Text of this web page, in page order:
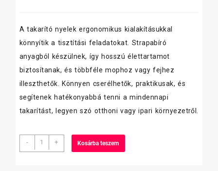
A takarító nyelek ergonomikus kialakításukkal
könnyítik a tisztítási feladatokat. Strapabíró
anyagból készülnek, így hosszú élettartamot
biztosítanak, és többféle mophoz vagy fejhez
illeszthetők. Könnyen cserélhetők, praktikusak, és
segítenek hatékonyabbá tenni a mindennapi
takarítást, legyen szó otthoni vagy ipari környezetről.
-
Vileda
nyél
+ Kosárba teszem